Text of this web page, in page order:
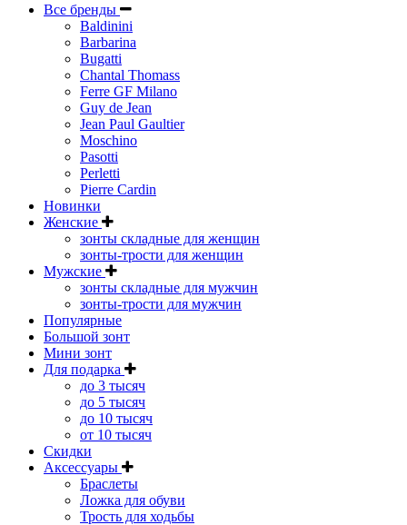
Все бренды
Baldinini
Barbarina
Bugatti
Chantal Thomass
Ferre GF Milano
Guy de Jean
Jean Paul Gaultier
Moschino
Pasotti
Perletti
Pierre Cardin
Новинки
Женские
зонты складные для женщин
зонты-трости для женщин
Мужские
зонты складные для мужчин
зонты-трости для мужчин
Популярные
Большой зонт
Мини зонт
Для подарка
до 3 тысяч
до 5 тысяч
до 10 тысяч
от 10 тысяч
Скидки
Аксессуары
Браслеты
Ложка для обуви
Трость для ходьбы